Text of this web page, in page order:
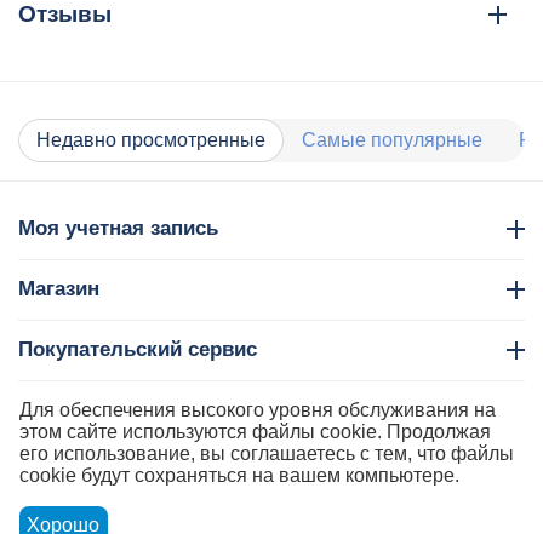
Отзывы
Недавно просмотренные Самые популярные
Моя учетная запись
Магазин
Покупательский сервис
Контакты
Для обеспечения высокого уровня обслуживания на
этом сайте используются файлы cookie. Продолжая
его использование, вы соглашаетесь с тем, что файлы
cookie будут сохраняться на вашем компьютере.
Хорошо